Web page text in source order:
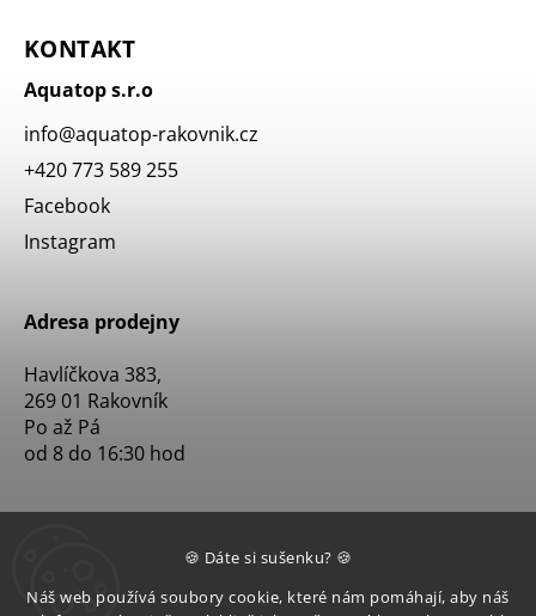
🍪 Dáte si sušenku? 🍪
Náš web používá soubory cookie, které nám pomáhají, aby náš
KONTAKT
Aquatop s.r.o
info@aquatop-rakovnik.cz
+420 773 589 255
Facebook
Instagram
Adresa prodejny
Havlíčkova 383,
269 01 Rakovník
Po až Pá
od 8 do 16:30 hod